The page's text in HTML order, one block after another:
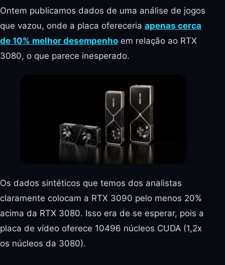
Ontem publicamos dados de uma análise de jogos
que vazou, onde a placa ofereceria apenas cerca
de 10% melhor desempenho em relação ao RTX
3080, o que parece inesperado.
Os dados sintéticos que temos dos analistas
claramente colocam a RTX 3090 pelo menos 20%
acima da RTX 3080. Isso era de se esperar, pois a
placa de vídeo oferece 10496 núcleos CUDA (1,2x
os núcleos da 3080).